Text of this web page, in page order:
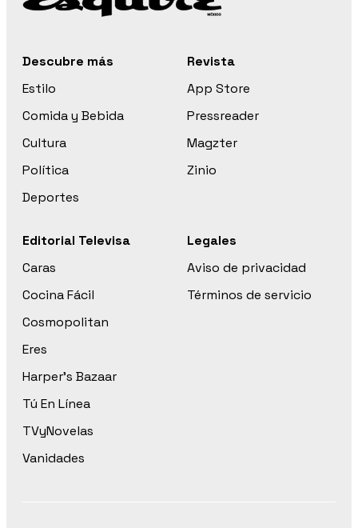
Descubre más
Estilo
Comida y Bebida
Cultura
Política
Deportes
Revista
App Store
Pressreader
Magzter
Zinio
Editorial Televisa
Caras
Cocina Fácil
Cosmopolitan
Eres
Harper’s Bazaar
Tú En Línea
TVyNovelas
Vanidades
Legales
Aviso de privacidad
Términos de servicio